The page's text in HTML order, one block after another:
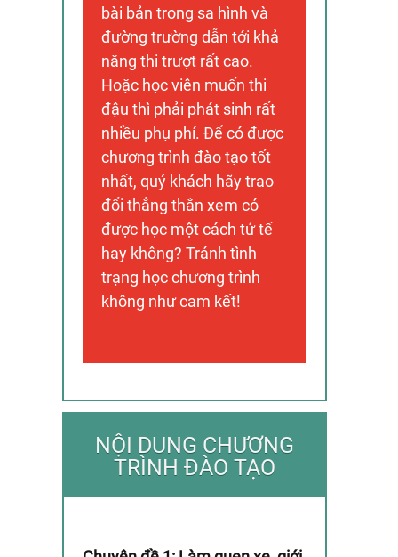
bài bản trong sa hình và
đường trường dẫn tới khả
năng thi trượt rất cao.
Hoặc học viên muốn thi
đậu thì phải phát sinh rất
nhiều phụ phí. Để có được
chương trình đào tạo tốt
nhất, quý khách hãy trao
đổi thẳng thắn xem có
được học một cách tử tế
hay không? Tránh tình
trạng học chương trình
không như cam kết!
NỘI DUNG CHƯƠNG
TRÌNH ĐÀO TẠO